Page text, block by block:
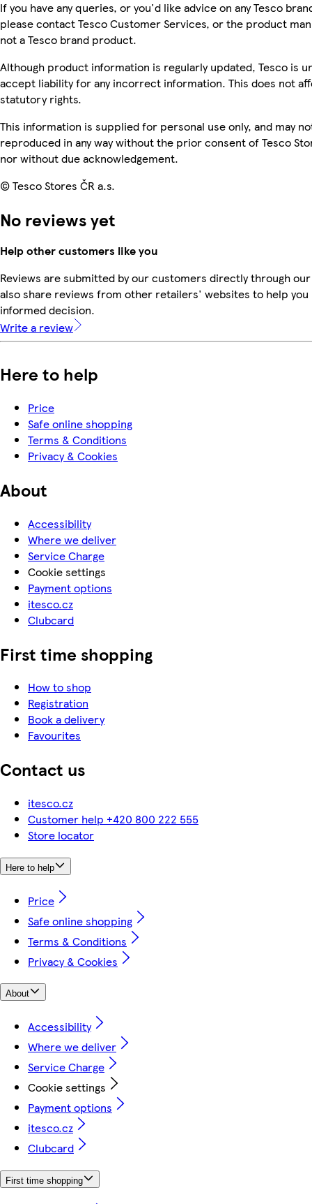
If you have any queries, or you'd like advice on any Tesco
please contact Tesco Customer Services, or the product
not a Tesco brand product.
Although product information is regularly updated, Tesco is
accept liability for any incorrect information. This does not
statutory rights.
This information is supplied for personal use only, and may
reproduced in any way without the prior consent of Tesco
nor without due acknowledgement.
© Tesco Stores ČR a.s.
No reviews yet
Help other customers like you
Reviews are submitted by our customers directly through
also share reviews from other retailers' websites to help you
informed decision.
Write a review
Here to help
Price
Safe online shopping
Terms & Conditions
Privacy & Cookies
About
Accessibility
Where we deliver
Service Charge
Cookie settings
Payment options
itesco.cz
Clubcard
First time shopping
How to shop
Registration
Book a delivery
Favourites
Contact us
itesco.cz
Customer help +420 800 222 555
Store locator
Here to help
Price
Safe online shopping
Terms & Conditions
Privacy & Cookies
About
Accessibility
Where we deliver
Service Charge
Cookie settings
Payment options
itesco.cz
Clubcard
First time shopping